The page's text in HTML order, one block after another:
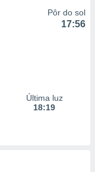
Pôr do sol
17:56
Última luz
18:19